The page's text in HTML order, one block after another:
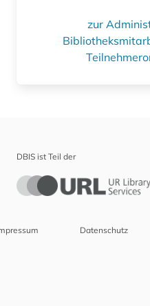
zur
DBIS ist Teil der
Datenschutz